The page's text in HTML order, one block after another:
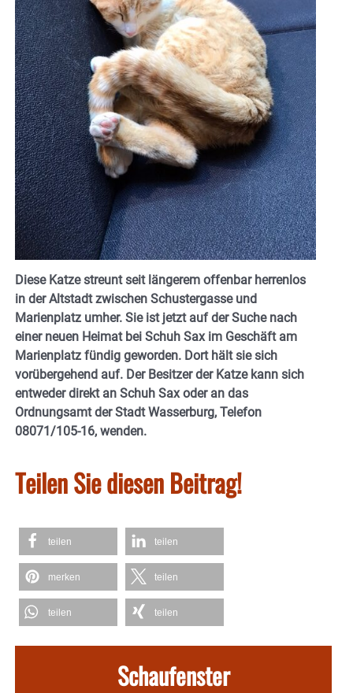
Diese Katze streunt seit längerem offenbar herrenlos
in der Altstadt zwischen Schustergasse und
Marienplatz umher. Sie ist jetzt auf der Suche nach
einer neuen Heimat bei Schuh Sax im Geschäft am
Marienplatz fündig geworden. Dort hält sie sich
vorübergehend auf. Der Besitzer der Katze kann sich
entweder direkt an Schuh Sax oder an das
Ordnungsamt der Stadt Wasserburg, Telefon
08071/105-16, wenden.
Teilen Sie diesen Beitrag!
teilen teilen
merken teilen
teilen teilen
Schaufenster